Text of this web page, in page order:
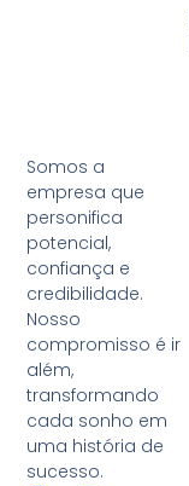
Somos a
empresa que
personifica
potencial,
confiança e
credibilidade.
Nosso
compromisso é ir
além,
transformando
cada sonho em
uma história de
sucesso.